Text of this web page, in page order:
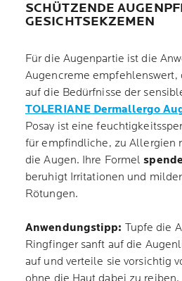
SCHÜTZENDE
GESICHTSEKZEMEN
Für die Augenpartie ist die
Augencreme empfehlenswert,
auf die Bedürfnisse der
TOLERIANE Dermallergo
Posay ist eine
für empfindliche, zu Allergien
die Augen. Ihre Formel
beruhigt Irritationen und
Rötungen.
Anwendungstipp: Tupfe die
Ringfinger sanft auf die
auf und verteile sie vorsichtig